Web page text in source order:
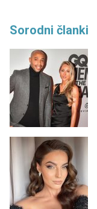
Sorodni članki